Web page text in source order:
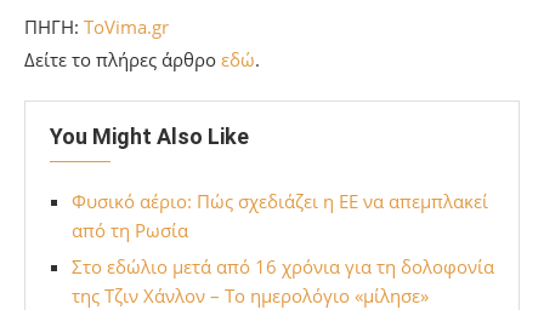
ΠΗΓΗ: ToVima.gr
Δείτε το πλήρες άρθρο εδώ.
You Might Also Like
Φυσικό αέριο: Πώς σχεδιάζει η ΕΕ να απεμπλακεί
από τη Ρωσία
Στο εδώλιο μετά από 16 χρόνια για τη δολοφονία
της Τζιν Χάνλον – Το ημερολόγιο «μίλησε»